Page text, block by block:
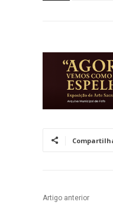
Artigo anterior